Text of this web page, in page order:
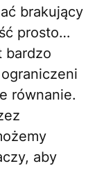
brakujący
prosto…
bardzo
równanie.
aby